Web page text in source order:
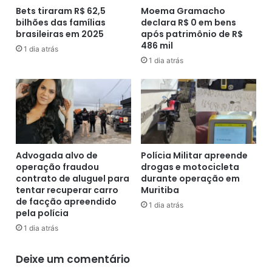
p
r
o
p
c
i
o
n
a
c
a
n
d
i
t
m
a
s
c
e
e
m
p
t
e
a
o
O
p
e
r
Bets tiraram R$ 62,5
bilhões das famílias
brasileiras em 2025
1 dia atrás
Moema Gramacho
declara R$ 0 em bens
após patrimônio de R$
486 mil
1 dia atrás
Advogada alvo de
operação fraudou
contrato de aluguel para
tentar recuperar carro
de facção apreendido
pela polícia
1 dia atrás
Polícia Militar apreende
drogas e motocicleta
durante operação em
Muritiba
1 dia atrás
Deixe um comentário